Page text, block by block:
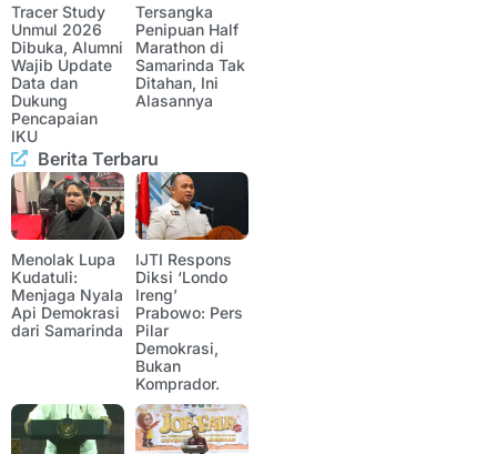
Tracer Study
Unmul 2026
Dibuka, Alumni
Wajib Update
Data dan
Dukung
Pencapaian
IKU
Tersangka
Penipuan Half
Marathon di
Samarinda Tak
Ditahan, Ini
Alasannya
Berita Terbaru
Menolak Lupa
Kudatuli:
Menjaga Nyala
Api Demokrasi
dari Samarinda
IJTI Respons
Diksi ‘Londo
Ireng’
Prabowo: Pers
Pilar
Demokrasi,
Bukan
Komprador.